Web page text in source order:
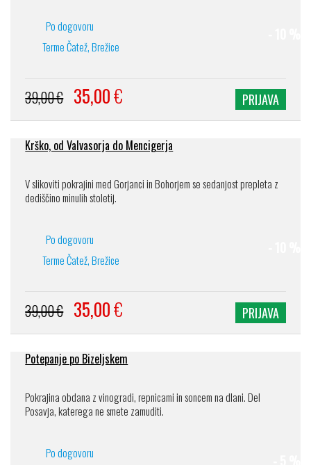
Po dogovoru
Terme Čatež, Brežice
39,00 € 35,00€ PRIJAVA
Krško, od Valvasorja do Mencigerja
V slikoviti pokrajini med Gorjanci in Bohorjem se sedanjost prepleta z
dediščino minulih stoletij.
Po dogovoru
Terme Čatež, Brežice
39,00 € 35,00€ PRIJAVA
Potepanje po Bizeljskem
Pokrajina obdana z vinogradi, repnicami in soncem na dlani. Del
Posavja, katerega ne smete zamuditi.
Po dogovoru